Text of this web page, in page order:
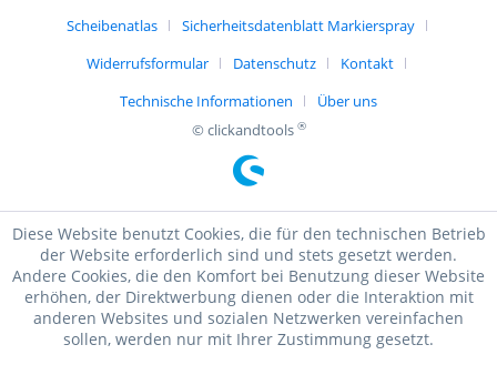
Scheibenatlas
Sicherheitsdatenblatt Markierspray
Widerrufsformular
Datenschutz
Kontakt
Technische Informationen
Über uns
© clickandtools ®
Diese Website benutzt Cookies, die für den technischen Betrieb
der Website erforderlich sind und stets gesetzt werden.
Andere Cookies, die den Komfort bei Benutzung dieser Website
erhöhen, der Direktwerbung dienen oder die Interaktion mit
anderen Websites und sozialen Netzwerken vereinfachen
sollen, werden nur mit Ihrer Zustimmung gesetzt.